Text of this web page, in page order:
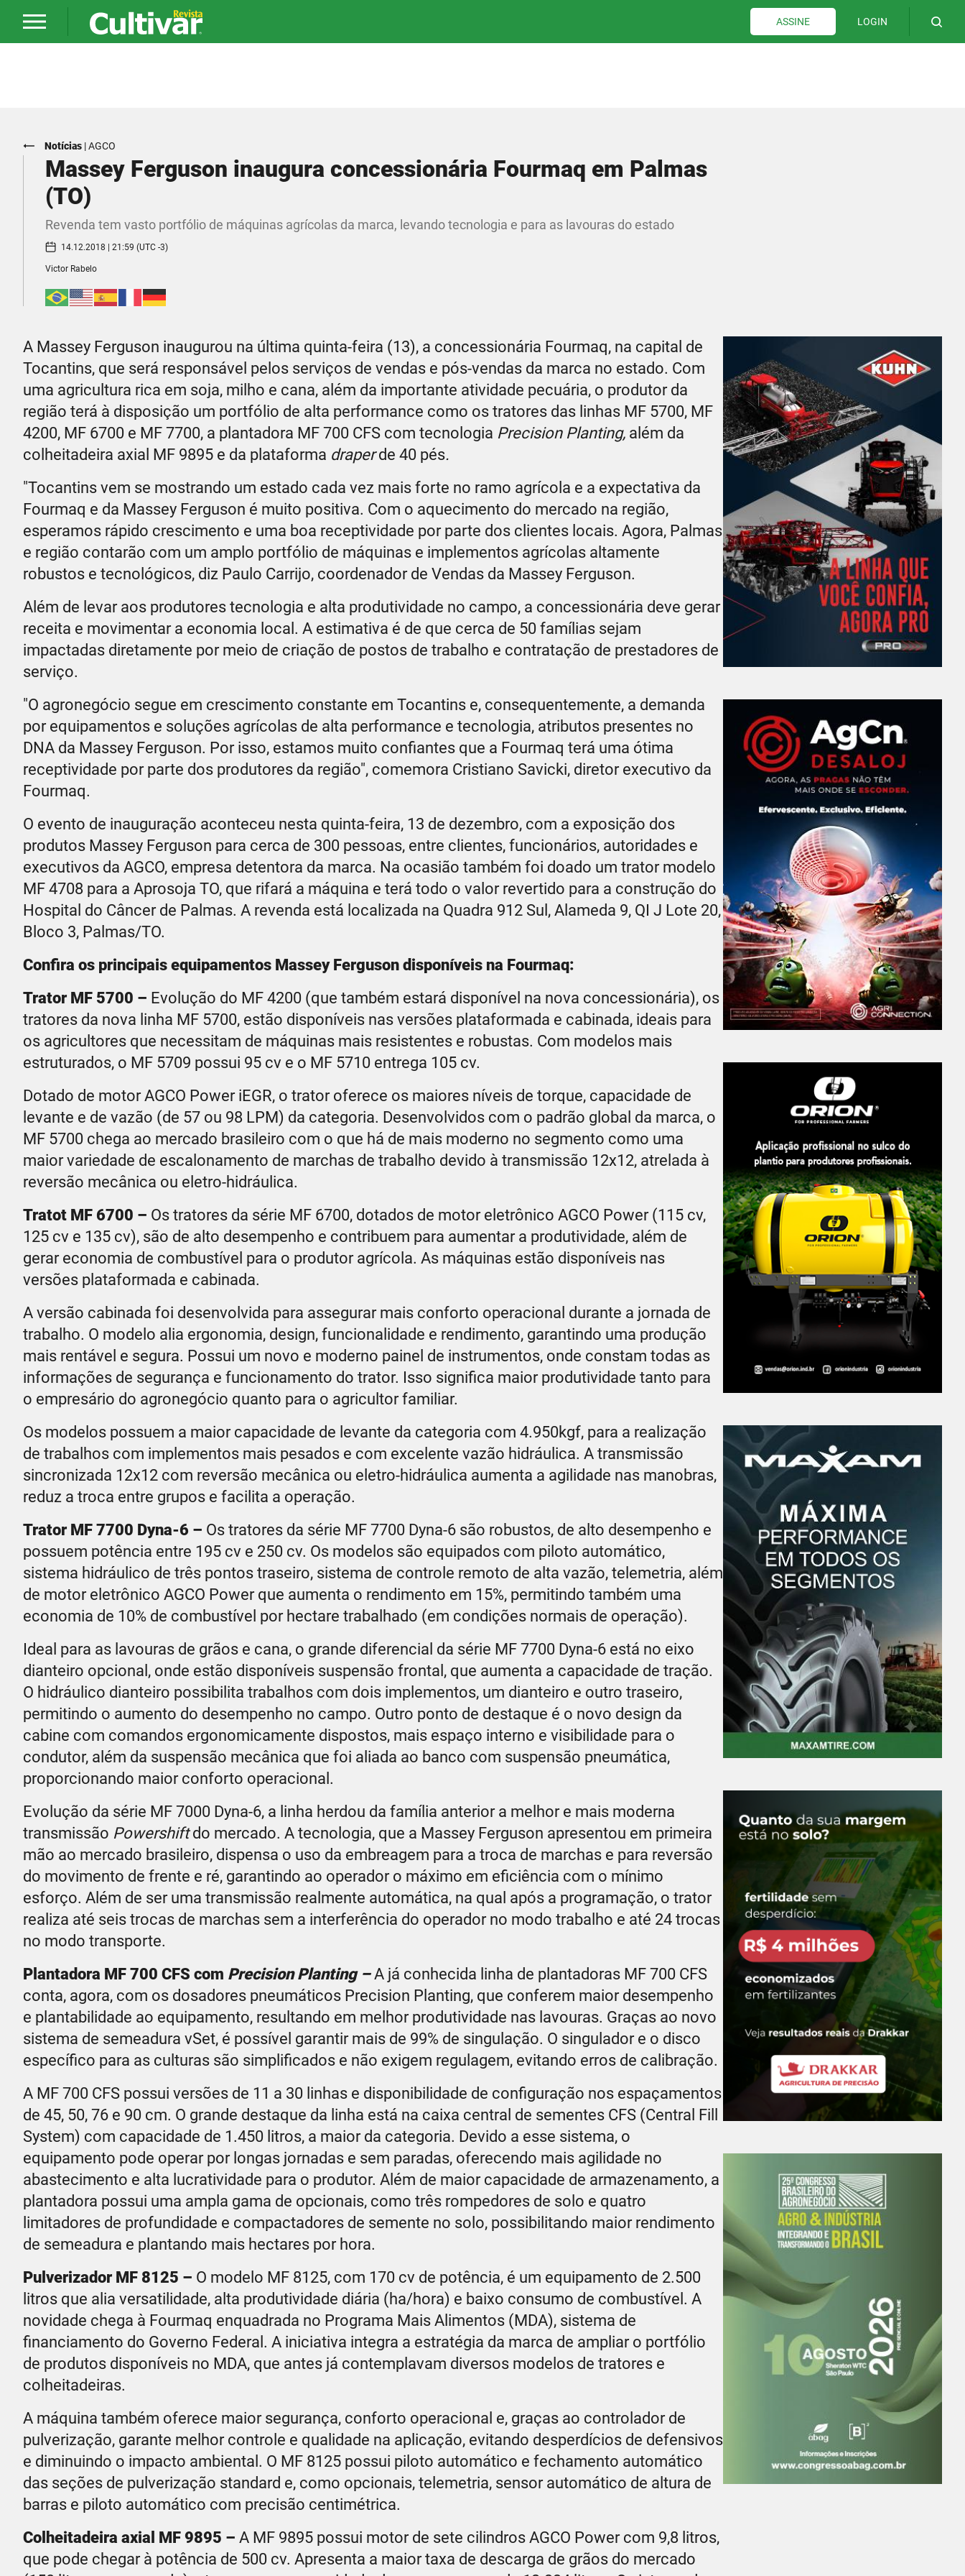
ASSINE LOGIN
Notícias |AGCO
Massey Ferguson inaugura concessionária Fourmaq em Palmas
(TO)
Revenda tem vasto portfólio de máquinas agrícolas da marca, levando tecnologia e para as lavouras do estado
14.12.2018 | 21:59 (UTC -3)
Victor Rabelo
A Massey Ferguson inaugurou na última quinta-feira (13), a concessionária Fourmaq, na capital de
Tocantins, que será responsável pelos serviços de vendas e pós-vendas da marca no estado. Com
uma agricultura rica em soja, milho e cana, além da importante atividade pecuária, o produtor da
região terá à disposição um portfólio de alta performance como os tratores das linhas MF 5700, MF
4200, MF 6700 e MF 7700, a plantadora MF 700 CFS com tecnologia Precision Planting, além da
colheitadeira axial MF 9895 e da plataforma draperde 40 pés.
"Tocantins vem se mostrando um estado cada vez mais forte no ramo agrícola e a expectativa da
Fourmaq e da Massey Ferguson é muito positiva. Com o aquecimento do mercado na região,
esperamos rápido crescimento e uma boa receptividade por parte dos clientes locais. Agora, Palmas
e região contarão com um amplo portfólio de máquinas e implementos agrícolas altamente
robustos e tecnológicos, diz Paulo Carrijo, coordenador de Vendas da Massey Ferguson.
Além de levar aos produtores tecnologia e alta produtividade no campo, a concessionária deve gerar
receita e movimentar a economia local. A estimativa é de que cerca de 50 famílias sejam
impactadas diretamente por meio de criação de postos de trabalho e contratação de prestadores de
serviço.
"O agronegócio segue em crescimento constante em Tocantins e, consequentemente, a demanda
por equipamentos e soluções agrícolas de alta performance e tecnologia, atributos presentes no
DNA da Massey Ferguson. Por isso, estamos muito confiantes que a Fourmaq terá uma ótima
receptividade por parte dos produtores da região", comemora Cristiano Savicki, diretor executivo da
Fourmaq.
O evento de inauguração aconteceu nesta quinta-feira, 13 de dezembro, com a exposição dos
produtos Massey Ferguson para cerca de 300 pessoas, entre clientes, funcionários, autoridades e
executivos da AGCO, empresa detentora da marca. Na ocasião também foi doado um trator modelo
MF 4708 para a Aprosoja TO, que rifará a máquina e terá todo o valor revertido para a construção do
Hospital do Câncer de Palmas. A revenda está localizada na Quadra 912 Sul, Alameda 9, QI J Lote 20,
Bloco 3, Palmas/TO.
Confira os principais equipamentos Massey Ferguson disponíveis na Fourmaq:
Trator MF 5700 – Evolução do MF 4200 (que também estará disponível na nova concessionária), os
tratores da nova linha MF 5700, estão disponíveis nas versões plataformada e cabinada, ideais para
os agricultores que necessitam de máquinas mais resistentes e robustas. Com modelos mais
estruturados, o MF 5709 possui 95 cv e o MF 5710 entrega 105 cv.
Dotado de motor AGCO Power iEGR, o trator oferece os maiores níveis de torque, capacidade de
levante e de vazão (de 57 ou 98 LPM) da categoria. Desenvolvidos com o padrão global da marca, o
MF 5700 chega ao mercado brasileiro com o que há de mais moderno no segmento como uma
maior variedade de escalonamento de marchas de trabalho devido à transmissão 12x12, atrelada à
reversão mecânica ou eletro-hidráulica.
Tratot MF 6700 – Os tratores da série MF 6700, dotados de motor eletrônico AGCO Power (115 cv,
125 cv e 135 cv), são de alto desempenho e contribuem para aumentar a produtividade, além de
gerar economia de combustível para o produtor agrícola. As máquinas estão disponíveis nas
versões plataformada e cabinada.
A versão cabinada foi desenvolvida para assegurar mais conforto operacional durante a jornada de
trabalho. O modelo alia ergonomia, design, funcionalidade e rendimento, garantindo uma produção
mais rentável e segura. Possui um novo e moderno painel de instrumentos, onde constam todas as
informações de segurança e funcionamento do trator. Isso significa maior produtividade tanto para
o empresário do agronegócio quanto para o agricultor familiar.
Os modelos possuem a maior capacidade de levante da categoria com 4.950kgf, para a realização
de trabalhos com implementos mais pesados e com excelente vazão hidráulica. A transmissão
sincronizada 12x12 com reversão mecânica ou eletro-hidráulica aumenta a agilidade nas manobras,
reduz a troca entre grupos e facilita a operação.
Trator MF 7700 Dyna-6 – Os tratores da série MF 7700 Dyna-6 são robustos, de alto desempenho e
possuem potência entre 195 cv e 250 cv. Os modelos são equipados com piloto automático,
sistema hidráulico de três pontos traseiro, sistema de controle remoto de alta vazão, telemetria, além
de motor eletrônico AGCO Power que aumenta o rendimento em 15%, permitindo também uma
economia de 10% de combustível por hectare trabalhado (em condições normais de operação).
Ideal para as lavouras de grãos e cana, o grande diferencial da série MF 7700 Dyna-6 está no eixo
dianteiro opcional, onde estão disponíveis suspensão frontal, que aumenta a capacidade de tração.
O hidráulico dianteiro possibilita trabalhos com dois implementos, um dianteiro e outro traseiro,
permitindo o aumento do desempenho no campo. Outro ponto de destaque é o novo design da
cabine com comandos ergonomicamente dispostos, mais espaço interno e visibilidade para o
condutor, além da suspensão mecânica que foi aliada ao banco com suspensão pneumática,
proporcionando maior conforto operacional.
Evolução da série MF 7000 Dyna-6, a linha herdou da família anterior a melhor e mais moderna
transmissão Powershiftdo mercado. A tecnologia, que a Massey Ferguson apresentou em primeira
mão ao mercado brasileiro, dispensa o uso da embreagem para a troca de marchas e para reversão
do movimento de frente e ré, garantindo ao operador o máximo em eficiência com o mínimo
esforço. Além de ser uma transmissão realmente automática, na qual após a programação, o trator
realiza até seis trocas de marchas sem a interferência do operador no modo trabalho e até 24 trocas
no modo transporte.
Plantadora MF 700 CFS com Precision Planting –A já conhecida linha de plantadoras MF 700 CFS
conta, agora, com os dosadores pneumáticos Precision Planting, que conferem maior desempenho
e plantabilidade ao equipamento, resultando em melhor produtividade nas lavouras. Graças ao novo
sistema de semeadura vSet, é possível garantir mais de 99% de singulação. O singulador e o disco
específico para as culturas são simplificados e não exigem regulagem, evitando erros de calibração.
A MF 700 CFS possui versões de 11 a 30 linhas e disponibilidade de configuração nos espaçamentos
de 45, 50, 76 e 90 cm. O grande destaque da linha está na caixa central de sementes CFS (Central Fill
System) com capacidade de 1.450 litros, a maior da categoria. Devido a esse sistema, o
equipamento pode operar por longas jornadas e sem paradas, oferecendo mais agilidade no
abastecimento e alta lucratividade para o produtor. Além de maior capacidade de armazenamento, a
plantadora possui uma ampla gama de opcionais, como três rompedores de solo e quatro
limitadores de profundidade e compactadores de semente no solo, possibilitando maior rendimento
de semeadura e plantando mais hectares por hora.
Pulverizador MF 8125 – O modelo MF 8125, com 170 cv de potência, é um equipamento de 2.500
litros que alia versatilidade, alta produtividade diária (ha/hora) e baixo consumo de combustível. A
novidade chega à Fourmaq enquadrada no Programa Mais Alimentos (MDA), sistema de
financiamento do Governo Federal. A iniciativa integra a estratégia da marca de ampliar o portfólio
de produtos disponíveis no MDA, que antes já contemplavam diversos modelos de tratores e
colheitadeiras.
A máquina também oferece maior segurança, conforto operacional e, graças ao controlador de
pulverização, garante melhor controle e qualidade na aplicação, evitando desperdícios de defensivos
e diminuindo o impacto ambiental. O MF 8125 possui piloto automático e fechamento automático
das seções de pulverização standard e, como opcionais, telemetria, sensor automático de altura de
barras e piloto automático com precisão centimétrica.
Colheitadeira axial MF 9895 – A MF 9895 possui motor de sete cilindros AGCO Power com 9,8 litros,
que pode chegar à potência de 500 cv. Apresenta a maior taxa de descarga de grãos do mercado